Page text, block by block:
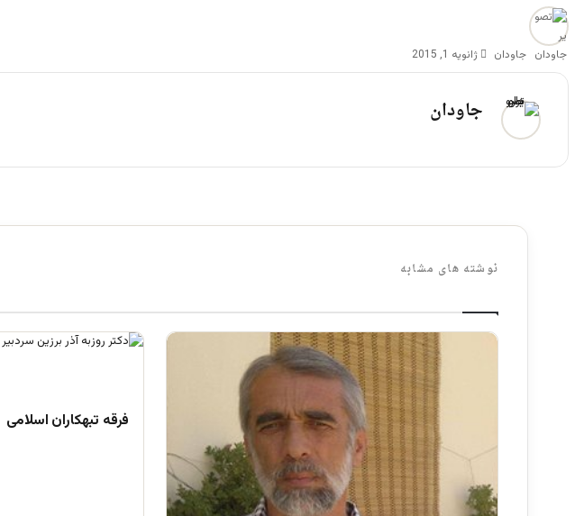
جاودان ژانویه 1, 2015
جاودان
نوشته های مشابه
فرقه تبهکاران اسلامی